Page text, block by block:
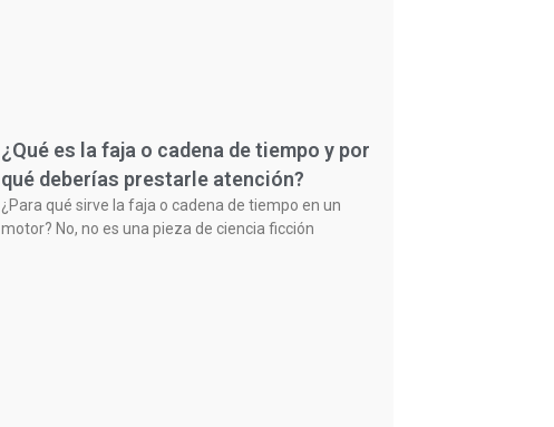
¿Qué es la faja o cadena de tiempo y por
qué deberías prestarle atención?
¿Para qué sirve la faja o cadena de tiempo en un
motor? No, no es una pieza de ciencia ficción